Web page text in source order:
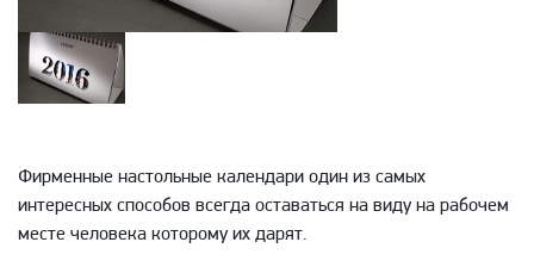
Фирменные настольные календари один из самых
интересных способов всегда оставаться на виду на рабочем
месте человека которому их дарят.